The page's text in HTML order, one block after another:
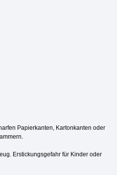
Papierkanten, Kartonkanten oder
Erstickungsgefahr für Kinder oder